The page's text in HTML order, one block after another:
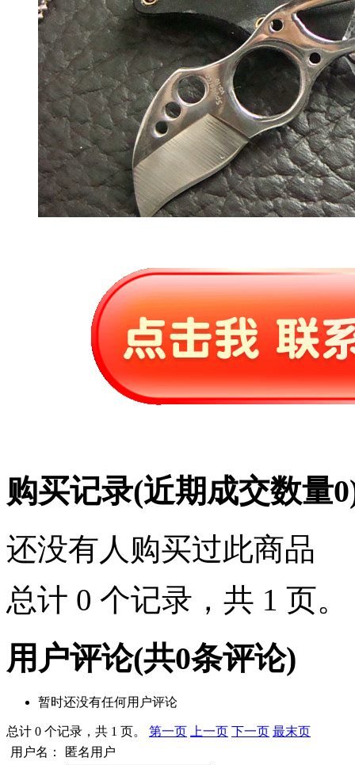
购买记录(近期成交数量0
还没有人购买过此商品
总计 0 个记录，共 1 页。
用户评论(共0条评论)
暂时还没有任何用户评论
总计 0 个记录，共 1 页。 第一页 上一页 下一页 最末页
用户名：
匿名用户